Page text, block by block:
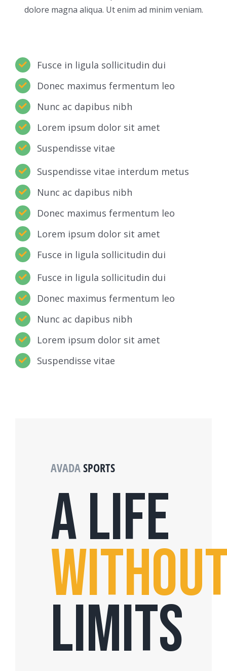
dolore magna aliqua. Ut enim ad minim veniam.
Fusce in ligula sollicitudin dui
Donec maximus fermentum leo
Nunc ac dapibus nibh
Lorem ipsum dolor sit amet
Suspendisse vitae
Suspendisse vitae interdum metus
Nunc ac dapibus nibh
Donec maximus fermentum leo
Lorem ipsum dolor sit amet
Fusce in ligula sollicitudin dui
Fusce in ligula sollicitudin dui
Donec maximus fermentum leo
Nunc ac dapibus nibh
Lorem ipsum dolor sit amet
Suspendisse vitae
AVADASPORTS
A LIFE
LIMITS